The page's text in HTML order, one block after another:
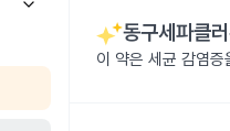
동구세파클
이 약은 세균 감염